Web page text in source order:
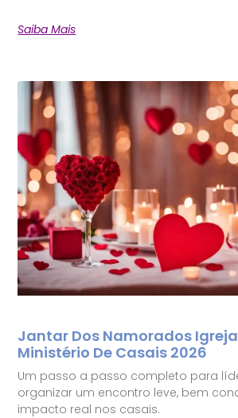
Saiba Mais
Jantar Dos Namorados
Ministério De Casais 2026
Um passo a passo completo para
organizar um encontro leve, bem
impacto real nos casais.